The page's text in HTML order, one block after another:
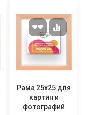
Рама 25x25 для
картин и
фотографий